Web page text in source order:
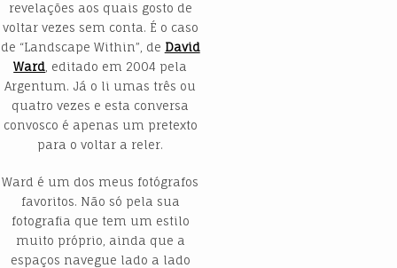
revelações aos quais gosto de
voltar vezes sem conta. É o caso
de “Landscape Within”, de David
Ward , editado em 2004 pela
Argentum. Já o li umas três ou
quatro vezes e esta conversa
convosco é apenas um pretexto
para o voltar a reler.
Ward é um dos meus fotógrafos
favoritos. Não só pela sua
fotografia que tem um estilo
muito próprio, ainda que a
espaços navegue lado a lado